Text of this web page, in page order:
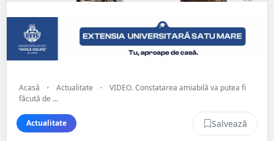
Acasă • Actualitate •
VIDEO. Constatarea amiabilă va putea fi
făcută de ...
Actualitate Salvează